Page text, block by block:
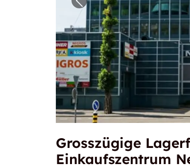
Vorheriges Bild für
Grosszügige
Einkaufszentrum